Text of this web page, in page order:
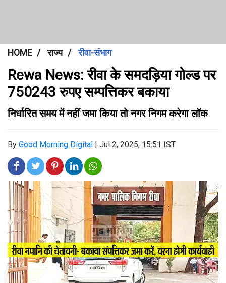
HOME राज्य रीवा-संभाग
Rewa News: रीवा के समदड़िया गोल्ड पर
750243 रुपए सम्पत्तिकर बकाया
निर्धारित समय में नहीं जमा किया तो नगर निगम करेगा लॉक
By Good Morning Digital | Jul 2, 2025, 15:51 IST